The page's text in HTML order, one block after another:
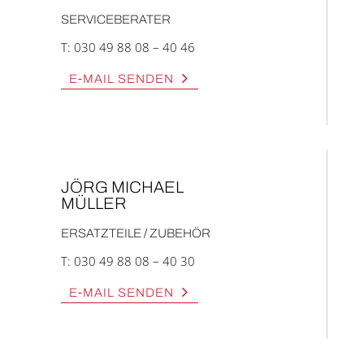
SERVICEBERATER
T: 030 49 88 08 – 40 46
E‑MAIL SEN­DEN
JÖRG MICHA­EL
MÜL­LER
ERSATZ­TEI­LE / ZUBEHÖR
T: 030 49 88 08 – 40 30
E‑MAIL SEN­DEN